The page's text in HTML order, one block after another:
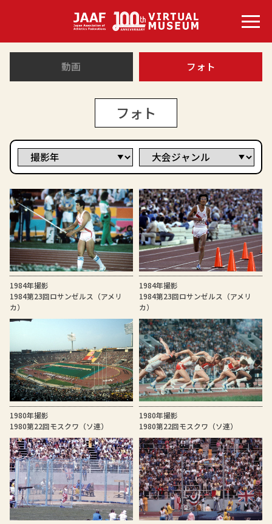
動画 フォト
フォト
1984年撮影
1984第23回ロサンゼルス（アメリ
カ）
1984年撮影
1984第23回ロサンゼルス（アメリ
カ）
1980年撮影
1980第22回モスクワ（ソ連）
1980年撮影
1980第22回モスクワ（ソ連）